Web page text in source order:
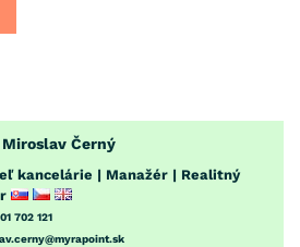
Miroslav Černý
kancelárie | Manažér | Realitný
702 121